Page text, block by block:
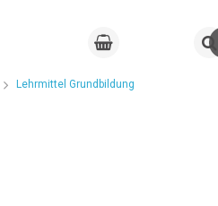
Lehrmittel Grundbildung